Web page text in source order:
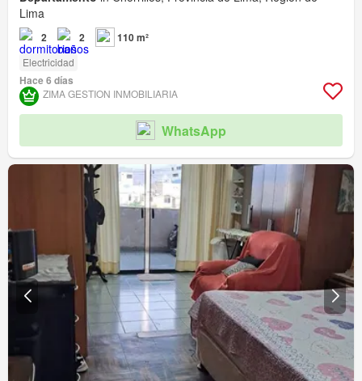
Lima
2 2 110 m²
Electricidad
Hace 6 días
ZIMA GESTION INMOBILIARIA
WhatsApp